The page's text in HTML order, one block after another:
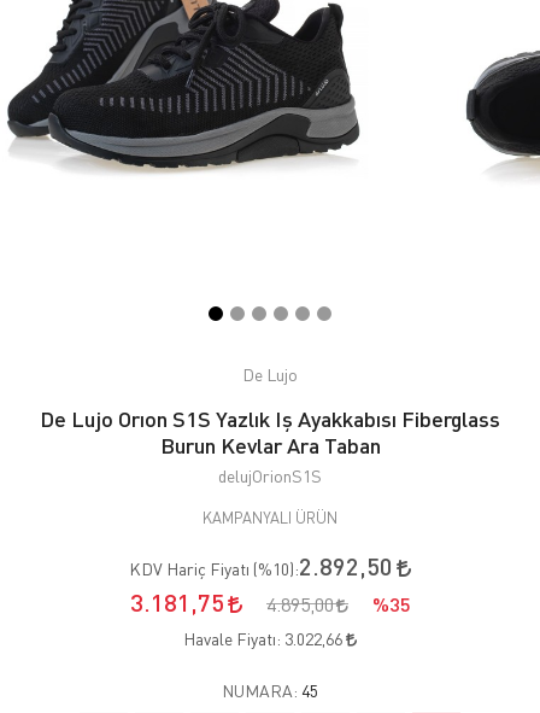
De Lujo
De Lujo Orıon S1S Yazlık Iş Ayakkabısı Fiberglass
Burun Kevlar Ara Taban
delujOrionS1S
KAMPANYALI ÜRÜN
KDV Hariç Fiyatı (%10):2.892,50
3.181,75
4.895,00 %35
Havale Fiyatı: 3.022,66
NUMARA: 45